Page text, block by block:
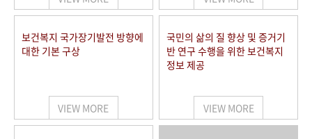
보건복지 국가장기발전 방향에
대한 기본 구상
VIEW MORE
국민의 삶의 질 향상 및 증거기
반 연구 수행을 위한 보건복지
정보 제공
VIEW MORE